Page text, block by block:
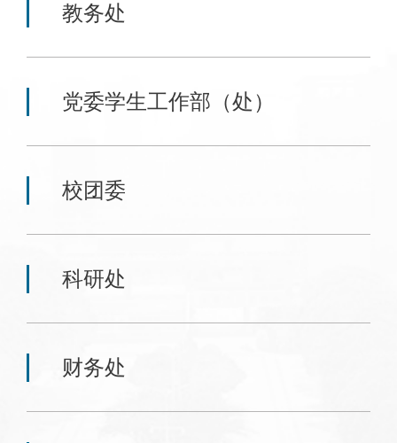
教务处
党委学生工作部（处）
校团委
科研处
财务处